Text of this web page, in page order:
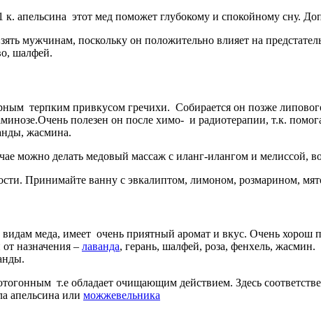
к. апельсина этот мед поможет глубокому и спокойному сну.
мужчинам, поскольку он положительно влияет на
шалфей.
терпким привкусом гречихи. Собирается он позже
полезен он после химо- и радиотерапии, т.к.
жасмина.
можно делать медовый массаж с иланг-илангом и мелиссой,
Принимайте ванну с эвкалиптом, лимоном, розмарином,
меда, имеет очень приятный аромат и вкус. Очень хорош
назначения – лаванда, герань, шалфей, роза, фенхель,
т.е обладает очищающим действием. Здесь
апельсина или можжевельника